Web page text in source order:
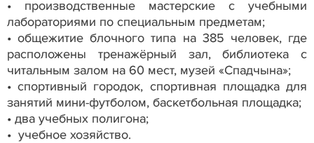
• производственные мастерские с учебными
лабораториями по специальным предметам;
• общежитие блочного типа на 385 человек, где
расположены тренажёрный зал, библиотека с
читальным залом на 60 мест, музей «Спадчына»;
• спортивный городок, спортивная площадка для
занятий мини-футболом, баскетбольная площадка;
• два учебных полигона;
• учебное хозяйство.